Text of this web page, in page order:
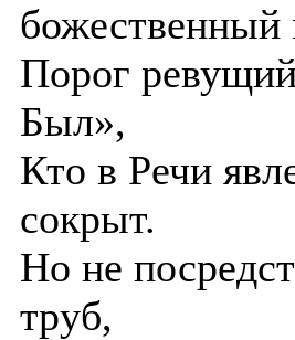
божественный
Порог
Был»,
Кто в Речи
сокрыт.
Но не
труб,